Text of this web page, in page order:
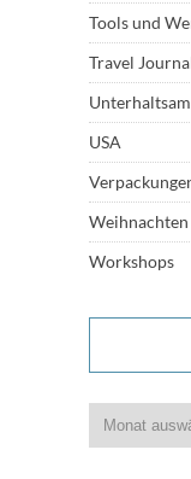
Tools und
Travel
USA
Weihnachten
Workshops